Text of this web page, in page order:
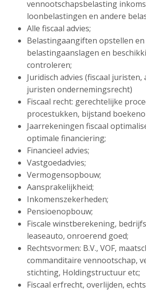
vennootschapsbelasting
loonbelastingen en andere
Alle fiscaal advies;
Belastingaangiften opstellen en
belastingaanslagen en
controleren;
Juridisch advies (fiscaal
juristen ondernemingsrecht)
Fiscaal recht: gerechtelijke
procestukken, bijstand
Jaarrekeningen fiscaal
optimale financiering;
Financieel advies;
Vastgoedadvies;
Vermogensopbouw;
Aansprakelijkheid;
Inkomenszekerheden;
Pensioenopbouw;
Fiscale winstberekening,
leaseauto, onroerend goed;
Rechtsvormen: B.V., VOF,
commanditaire vennootschap,
stichting, Holdingstructuur etc;
Fiscaal erfrecht, overlijden,